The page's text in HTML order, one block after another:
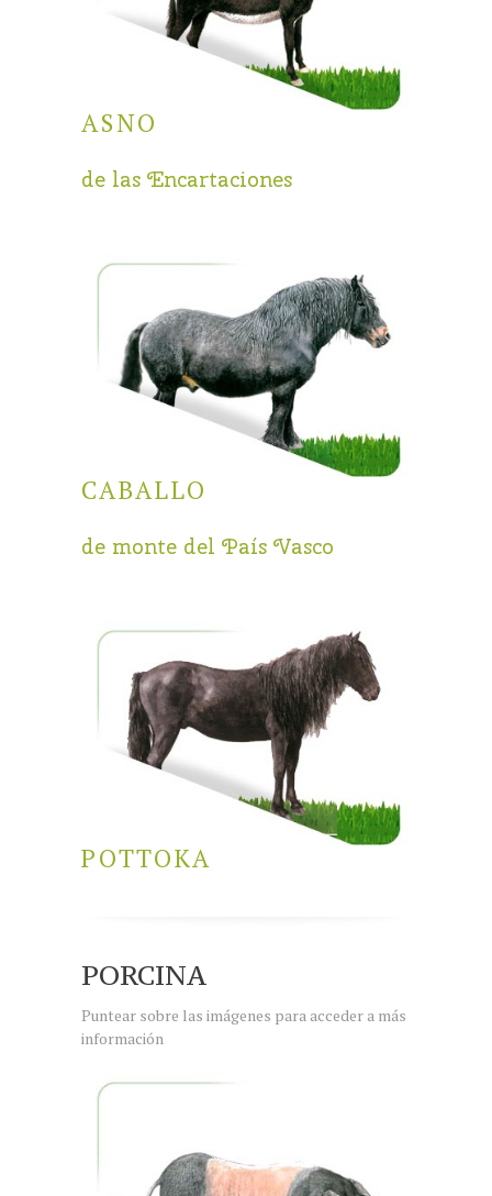
EUSKAL ABEREAK
ASNO
de las Encartaciones
CABALLO
de monte del País Vasco
POTTOKA
PORCINA
Puntear sobre las imágenes para acceder a más
información